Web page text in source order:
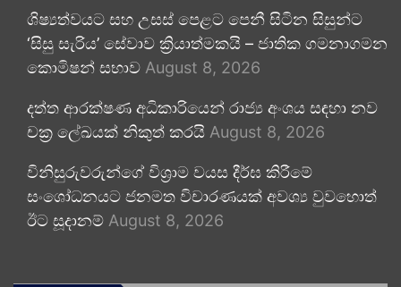
ශිෂ්‍යත්වයට සහ උසස් පෙළට පෙනී සිටින සිසුන්ට
‘සිසු සැරිය’ සේවාව ක්‍රියාත්මකයි – ජාතික ගමනාගමන
කොමිෂන් සභාව August 8, 2026
දත්ත ආරක්ෂණ අධිකාරියෙන් රාජ්‍ය අංශය සඳහා නව
චක්‍ර ලේඛයක් නිකුත් කරයි August 8, 2026
විනිසුරුවරුන්ගේ විශ්‍රාම වයස දීර්ඝ කිරීමේ
සංශෝධනයට ජනමත විචාරණයක් අවශ්‍ය වුවහොත්
ඊට සූදානම් August 8, 2026